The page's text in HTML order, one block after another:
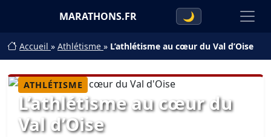
MARATHONS.FR 🌙
Accueil » Athlétisme » L’athlétisme au cœur du Val d’Oise
ATHLÉTISME
L’athlétisme au cœur du
Val d’Oise